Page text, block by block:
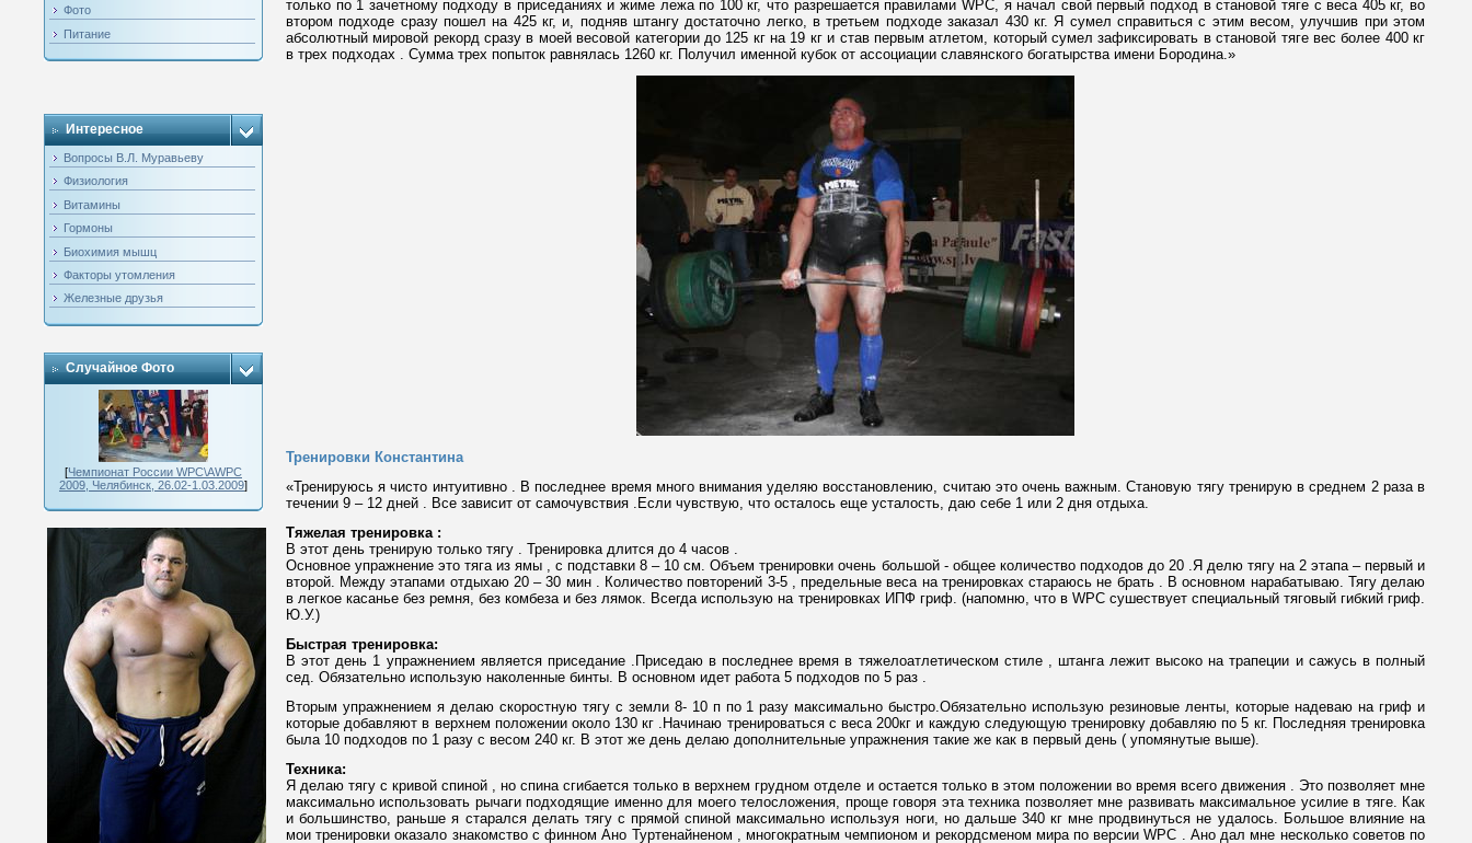
Фото
Питание
Интересное
Вопросы В.Л. Муравьеву
Физиология
Витамины
Гормоны
Биохимия мышц
Факторы утомления
Железные друзья
Случайное Фото
[Чемпионат России WPC\AWPC
2009, Челябинск, 26.02-1.03.2009]
только по 1 зачетному подходу в приседаниях и жиме лежа по 100 кг, что разрешается правилами WPC, я начал свой первый подход в становой тяге с веса 405 кг, во
втором подходе сразу пошел на 425 кг, и, подняв штангу достаточно легко, в третьем подходе заказал 430 кг. Я сумел справиться с этим весом, улучшив при этом
абсолютный мировой рекорд сразу в моей весовой категории до 125 кг на 19 кг и став первым атлетом, который сумел зафиксировать в становой тяге вес более 400 кг
в трех подходах . Сумма трех попыток равнялась 1260 кг. Получил именной кубок от ассоциации славянского богатырства имени Бородина.»
Тренировки Константина
«Тренируюсь я чисто интуитивно . В последнее время много внимания уделяю восстановлению, считаю это очень важным. Становую тягу тренирую в среднем 2 раза в
течении 9 – 12 дней . Все зависит от самочувствия .Если чувствую, что осталось еще усталость, даю себе 1 или 2 дня отдыха.
Тяжелая тренировка :
В этот день тренирую только тягу . Тренировка длится до 4 часов .
Основное упражнение это тяга из ямы , с подставки 8 – 10 см. Объем тренировки очень большой - общее количество подходов до 20 .Я делю тягу на 2 этапа – первый и
второй. Между этапами отдыхаю 20 – 30 мин . Количество повторений 3-5 , предельные веса на тренировках стараюсь не брать . В основном нарабатываю. Тягу делаю
в легкое касанье без ремня, без комбеза и без лямок. Всегда использую на тренировках ИПФ гриф. (напомню, что в WPC сушествует специальный тяговый гибкий гриф.
Ю.У.)
Быстрая тренировка:
В этот день 1 упражнением является приседание .Приседаю в последнее время в тяжелоатлетическом стиле , штанга лежит высоко на трапеции и сажусь в полный
сед. Обязательно использую наколенные бинты. В основном идет работа 5 подходов по 5 раз .
Вторым упражнением я делаю скоростную тягу с земли 8- 10 п по 1 разу максимально быстро.Обязательно использую резиновые ленты, которые надеваю на гриф и
которые добавляют в верхнем положении около 130 кг .Начинаю тренироваться с веса 200кг и каждую следующую тренировку добавляю по 5 кг. Последняя тренировка
была 10 подходов по 1 разу с весом 240 кг. В этот же день делаю дополнительные упражнения такие же как в первый день ( упомянутые выше).
Техника:
Я делаю тягу с кривой спиной , но спина сгибается только в верхнем грудном отделе и остается только в этом положении во время всего движения . Это позволяет мне
максимально использовать рычаги подходящие именно для моего телосложения, проще говоря эта техника позволяет мне развивать максимальное усилие в тяге. Как
и большинство, раньше я старался делать тягу с прямой спиной максимально используя ноги, но дальше 340 кг мне продвинуться не удалось. Большое влияние на
мои тренировки оказало знакомство с финном Ано Туртенайненом , многократным чемпионом и рекордсменом мира по версии WPC . Ано дал мне несколько советов по